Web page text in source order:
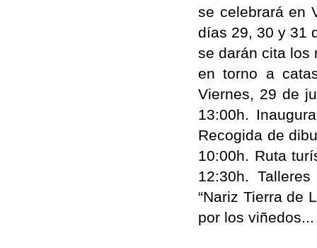
se celebrará en
días 29, 30 y 31
se darán cita los
en torno a
Viernes, 29 de
13:00h.
Recogida de
10:00h. Ruta
12:30h.
“Nariz Tierra de
por los